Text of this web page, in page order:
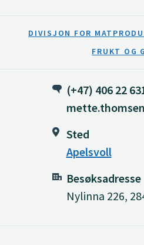
DIVISJON FOR
FRUKT OG
(+47) 406 22
Sted
Apelsvoll
Besøksadresse
Nylinna 226,